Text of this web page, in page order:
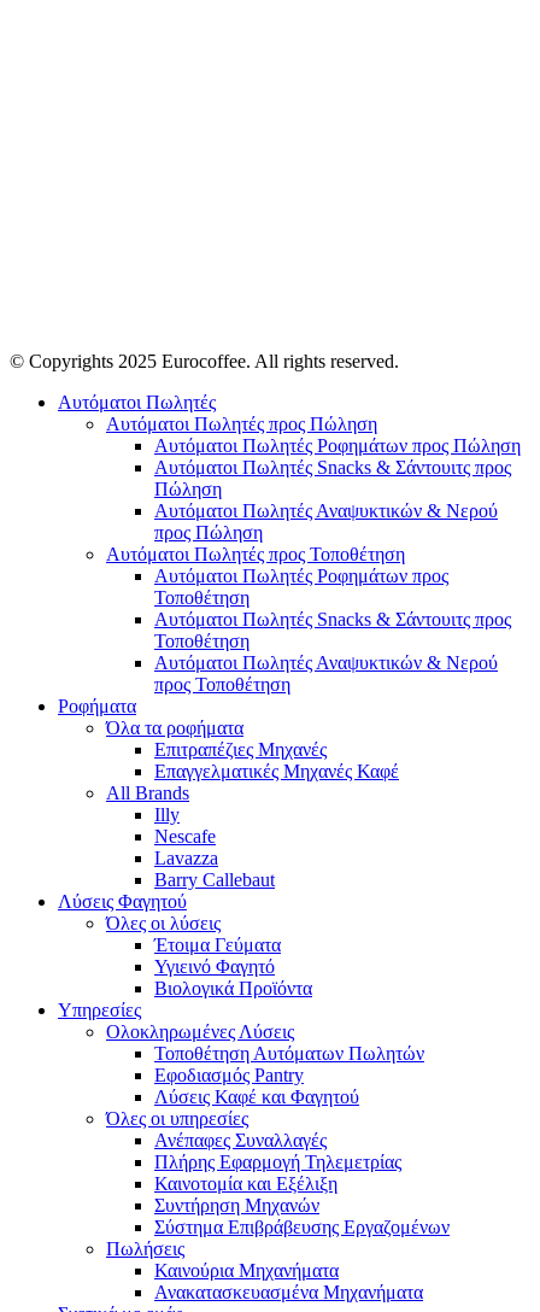
© Copyrights 2025 Eurocoffee. All rights reserved.
Αυτόματοι Πωλητές
Αυτόματοι Πωλητές προς Πώληση
Αυτόματοι Πωλητές Ροφημάτων προς Πώληση
Αυτόματοι Πωλητές Snacks & Σάντουιτς προς
Πώληση
Αυτόματοι Πωλητές Αναψυκτικών & Νερού
προς Πώληση
Αυτόματοι Πωλητές προς Τοποθέτηση
Αυτόματοι Πωλητές Ροφημάτων προς
Τοποθέτηση
Αυτόματοι Πωλητές Snacks & Σάντουιτς προς
Τοποθέτηση
Αυτόματοι Πωλητές Αναψυκτικών & Νερού
προς Τοποθέτηση
Ροφήματα
Όλα τα ροφήματα
Επιτραπέζιες Μηχανές
Επαγγελματικές Μηχανές Καφέ
All Brands
Illy
Nescafe
Lavazza
Barry Callebaut
Λύσεις Φαγητού
Όλες οι λύσεις
Έτοιμα Γεύματα
Υγιεινό Φαγητό
Βιολογικά Προϊόντα
Υπηρεσίες
Ολοκληρωμένες Λύσεις
Τοποθέτηση Αυτόματων Πωλητών
Εφοδιασμός Pantry
Λύσεις Καφέ και Φαγητού
Όλες οι υπηρεσίες
Ανέπαφες Συναλλαγές
Πλήρης Εφαρμογή Τηλεμετρίας
Καινοτομία και Εξέλιξη
Συντήρηση Μηχανών
Σύστημα Επιβράβευσης Εργαζομένων
Πωλήσεις
Καινούρια Μηχανήματα
Ανακατασκευασμένα Μηχανήματα